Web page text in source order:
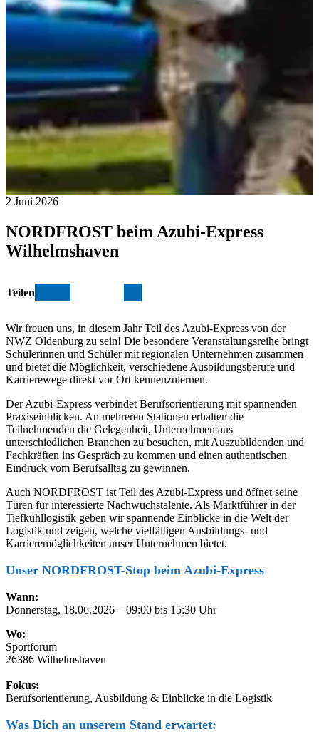
2 Juni 2026
NORDFROST beim Azubi-Express
Wilhelmshaven
Teilen
Wir freuen uns, in diesem Jahr Teil des Azubi-Express von der
NWZ Oldenburg zu sein! Die besondere Veranstaltungsreihe bringt
Schülerinnen und Schüler mit regionalen Unternehmen zusammen
und bietet die Möglichkeit, verschiedene Ausbildungsberufe und
Karrierewege direkt vor Ort kennenzulernen.
Der Azubi-Express verbindet Berufsorientierung mit spannenden
Praxiseinblicken. An mehreren Stationen erhalten die
Teilnehmenden die Gelegenheit, Unternehmen aus
unterschiedlichen Branchen zu besuchen, mit Auszubildenden und
Fachkräften ins Gespräch zu kommen und einen authentischen
Eindruck vom Berufsalltag zu gewinnen.
Auch NORDFROST ist Teil des Azubi-Express und öffnet seine
Türen für interessierte Nachwuchstalente. Als Marktführer in der
Tiefkühllogistik geben wir spannende Einblicke in die Welt der
Logistik und zeigen, welche vielfältigen Ausbildungs- und
Karrieremöglichkeiten unser Unternehmen bietet.
Unser NORDFROST-Stop beim Azubi-Express
Wann:
Donnerstag, 18.06.2026 – 09:00 bis 15:30 Uhr
Wo:
Sportforum
26386 Wilhelmshaven
Fokus:
Berufsorientierung, Ausbildung & Einblicke in die Logistik
Was Dich an unserem Stand erwartet: